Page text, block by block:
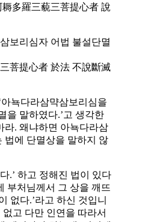
多羅三藐三菩提心者 說
보리심자 어법 불설단멸
菩提心者 於法 不說斷滅
뇩다라삼먁삼보리심을
을 말하였다.’고 생각한
라. 왜냐하면 아뇩다라삼
법에 단멸상을 말하지 않
.’ 하고 정해진 법이 있다
부처님께서 그 상을 깨뜨
없다.’라고 하신 것입니
고 다만 인연을 따라서